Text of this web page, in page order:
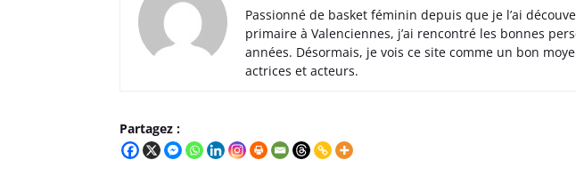
Passionné de basket féminin depuis que je l’ai
primaire à Valenciennes, j’ai rencontré les bonnes
années. Désormais, je vois ce site comme un bon
actrices et acteurs.
Partagez :